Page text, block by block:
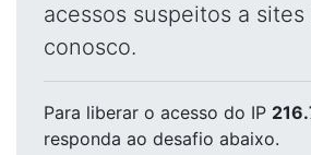
acessos suspeitos a
conosco.
Para liberar o acesso do IP
responda ao desafio abaixo.